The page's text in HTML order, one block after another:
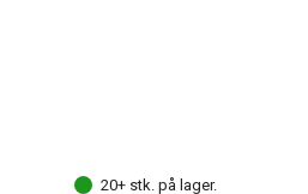
20+ stk. på lager.